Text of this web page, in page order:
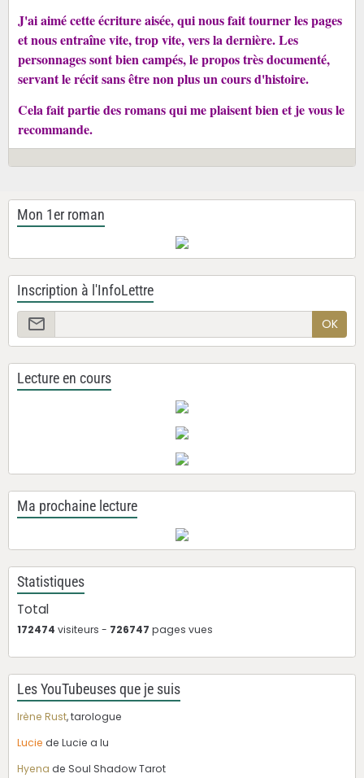
J'ai aimé cette écriture aisée, qui nous fait tourner les pages
et nous entraîne vite, trop vite, vers la dernière. Les
personnages sont bien campés, le propos très documenté,
servant le récit sans être non plus un cours d'histoire.
Cela fait partie des romans qui me plaisent bien et je vous le
recommande.
Mon 1er roman
Inscription à l'InfoLettre
OK
Lecture en cours
Ma prochaine lecture
Statistiques
Total
172474 visiteurs - 726747 pages vues
Les YouTubeuses que je suis
Irène Rust, tarologue
Lucie de Lucie a lu
Hyena de Soul Shadow Tarot